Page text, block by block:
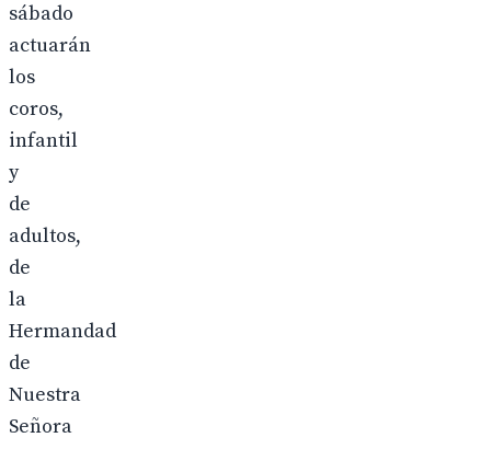
sábado
actuarán
los
coros,
infantil
y
de
adultos,
de
la
Hermandad
de
Nuestra
Señora